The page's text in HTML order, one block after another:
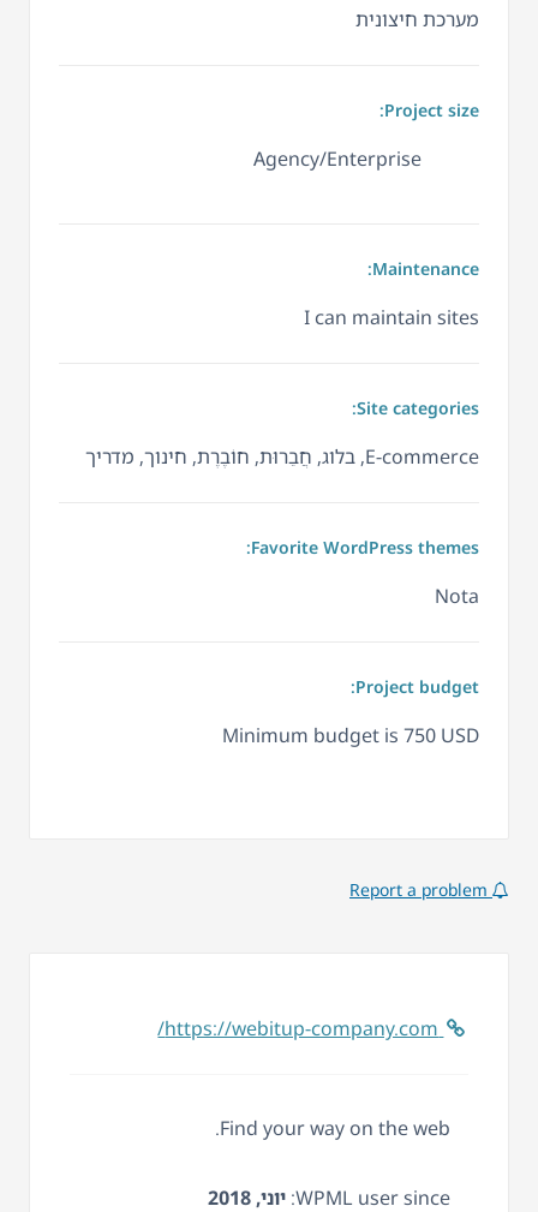
מערכת חיצונית
Project size:
Agency/Enterprise
Maintenance:
I can maintain sites
Site categories:
E-commerce, בלוג, חֲבֵרוּת, חוֹבֶרֶת, חינוך, מדריך
Favorite WordPress themes:
Nota
Project budget:
Minimum budget is 750 USD
Find your way on the web.
WPML user since: יוני, 2018